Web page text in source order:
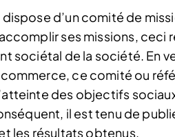
d’un comité de
ses missions, ceci
sociétal de la société. En
ce comité ou
des objectifs
il est tenu de
les résultats obtenus.